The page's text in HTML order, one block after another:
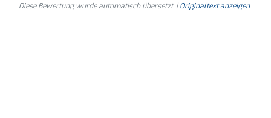
Diese Bewertung wurde automatisch übersetzt. |Originaltext anzeigen